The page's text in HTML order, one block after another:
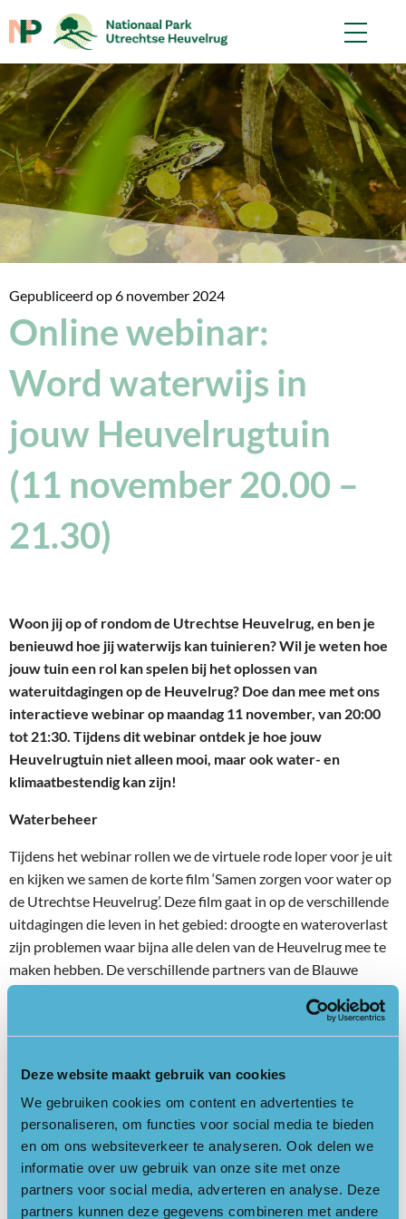
Deze website maakt gebruik van cookies
We gebruiken cookies om content en advertenties te
personaliseren, om functies voor social media te bieden
en om ons websiteverkeer te analyseren. Ook delen we
informatie over uw gebruik van onze site met onze
partners voor social media, adverteren en analyse. Deze
partners kunnen deze gegevens combineren met andere
Gepubliceerd op6 november 2024
Online webinar:
Word waterwijs in
jouw Heuvelrugtuin
(11 november 20.00 –
21.30)
Woon jij op of rondom de Utrechtse Heuvelrug, en ben je
benieuwd hoe jij waterwijs kan tuinieren? Wil je weten hoe
jouw tuin een rol kan spelen bij het oplossen van
wateruitdagingen op de Heuvelrug? Doe dan mee met ons
interactieve webinar op maandag 11 november, van 20:00
tot 21:30. Tijdens dit webinar ontdek je hoe jouw
Heuvelrugtuin niet alleen mooi, maar ook water- en
klimaatbestendig kan zijn!
Waterbeheer
Tijdens het webinar rollen we de virtuele rode loper voor je uit
en kijken we samen de korte film ‘Samen zorgen voor water op
de Utrechtse Heuvelrug’. Deze film gaat in op de verschillende
uitdagingen die leven in het gebied: droogte en wateroverlast
zijn problemen waar bijna alle delen van de Heuvelrug mee te
maken hebben. De verschillende partners van de Blauwe
Agenda komen aan het woord en leggen uit hoe zij
samenwerken aan deze soms complexe opgaven. Arco van
Vugt, projectleider bij de Blauwe Agenda en initiatiefnemer
beantwoorden.
Klimaatslim luinieren
Daarna zoomen we in op jouw stukje Utrechtse Heuvelrug: je
tuin. Tuinontwerpster Moniek de Bakker vertelt je alles over
haar filosofie van ‘luinieren’, geïntroduceerd in haar boek